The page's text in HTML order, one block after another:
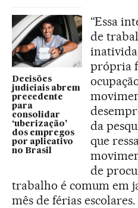
Decisões
judiciais abrem
precedente
para
consolidar
‘uberização’
dos empregos
por aplicativo
no Brasil
“Essa
de
própria
da
que
de
trabalho é comum em
mês de férias escolares.